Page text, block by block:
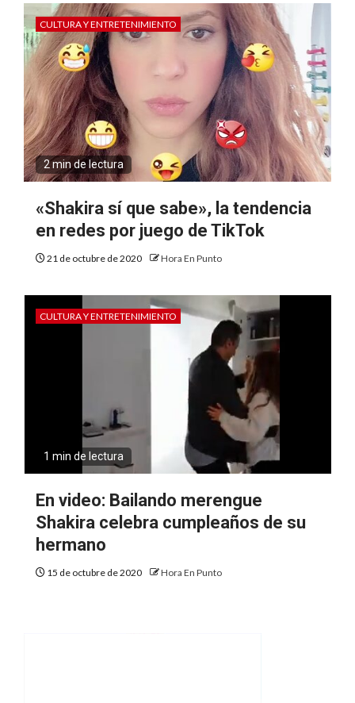
CULTURA Y ENTRETENIMIENTO
2 min de lectura
«Shakira sí que sabe», la tendencia
en redes por juego de TikTok
21 de octubre de 2020 Hora En Punto
CULTURA Y ENTRETENIMIENTO
1 min de lectura
En video: Bailando merengue
Shakira celebra cumpleaños de su
hermano
15 de octubre de 2020 Hora En Punto